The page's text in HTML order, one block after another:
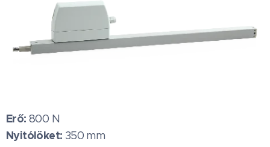
Erő: 800 N
Nyitólöket: 350 mm